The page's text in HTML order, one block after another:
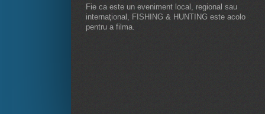
Fie ca este un eveniment local, regional sau
internaţional, FISHING & HUNTING este acolo
pentru a filma.